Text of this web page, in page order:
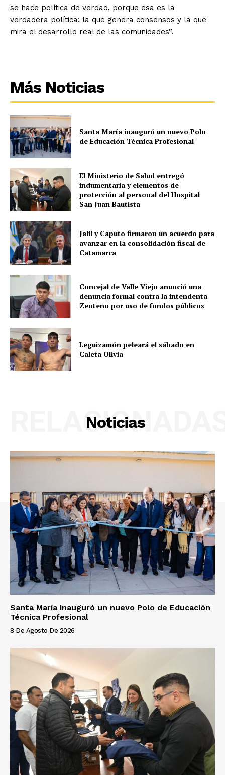
se hace política de verdad, porque esa es la
verdadera política: la que genera consensos y la que
mira el desarrollo real de las comunidades”.
Más Noticias
Santa María inauguró un nuevo Polo
de Educación Técnica Profesional
El Ministerio de Salud entregó
indumentaria y elementos de
protección al personal del Hospital
San Juan Bautista
Jalil y Caputo firmaron un acuerdo para
avanzar en la consolidación fiscal de
Catamarca
Concejal de Valle Viejo anunció una
denuncia formal contra la intendenta
Zenteno por uso de fondos públicos
Leguizamón peleará el sábado en
Caleta Olivia
Noticias
Santa María inauguró un nuevo Polo de Educación
Técnica Profesional
8 De Agosto De 2026